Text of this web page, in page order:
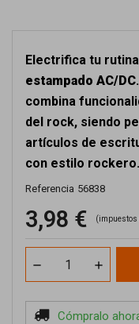
Electrifica tu
estampado AC/DC
combina
del rock, siendo
artículos de
con estilo rockero.
Referencia 56838
3,98 € (impuestos
Cómpralo